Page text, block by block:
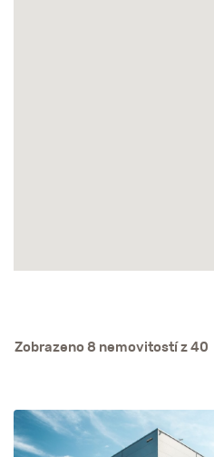
Zobrazeno 8 nemovitostí z 40